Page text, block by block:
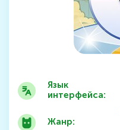
Язык
интерфейса:
Жанр: